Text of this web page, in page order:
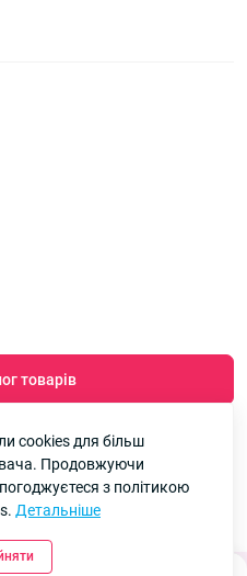
товарів
оптом © 2026
cookies для більш
Продовжуючи
з політикою
Детальніше